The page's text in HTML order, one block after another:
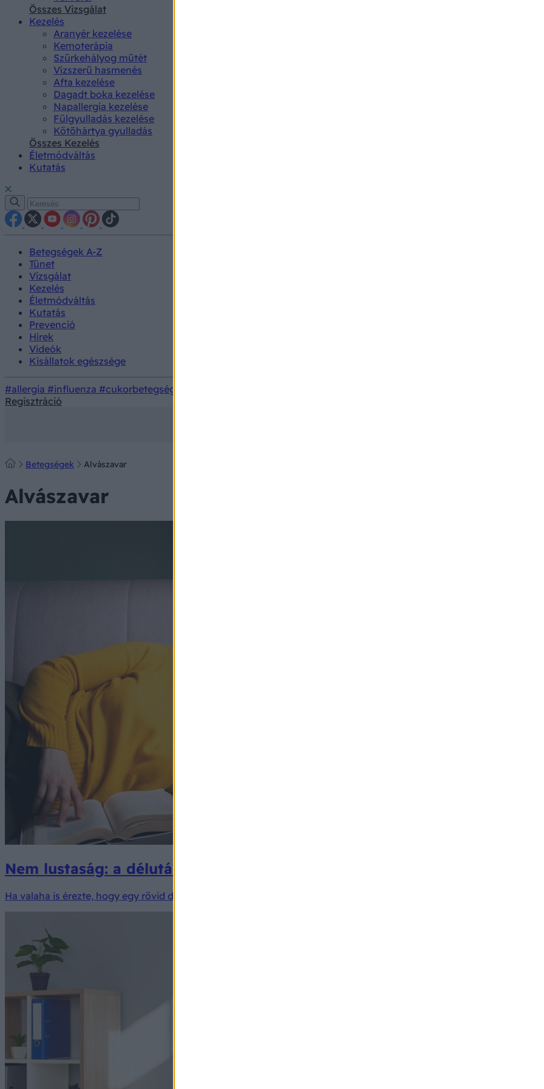
Összes Vizsgálat
Kezelés
Aranyér kezelése
Kemoterápia
Szürkehályog műtét
Vízszerű hasmenés
Afta kezelése
Dagadt boka kezelése
Napallergia kezelése
Fülgyulladás kezelése
Kötőhártya gyulladás
Összes Kezelés
Életmódváltás
Kutatás
Betegségek A-Z
Tünet
Vizsgálat
Kezelés
Életmódváltás
Kutatás
Prevenció
Hírek
Videók
Kisállatok egészsége
#allergia #influenza #cukorbetegség
Regisztráció
Betegségek Alvászavar
Alvászavar
Nem lustaság: a délutáni szunyókálás segíthet koncentráltnak maradni,
Ha valaha is érezte, hogy egy rövid délutáni szundikálás után tisztább a feje, frissebb a gondolkodása, akkor nem